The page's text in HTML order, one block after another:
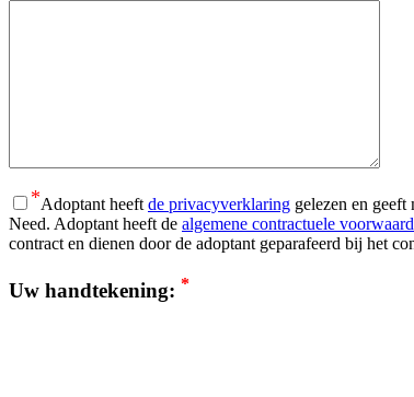
*Adoptant heeft de privacyverklaring gelezen en
Need. Adoptant heeft de algemene contractuele
contract en dienen door de adoptant geparafeerd bij het
Uw handtekening: *